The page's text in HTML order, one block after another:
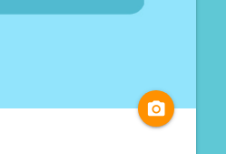
camera_alt